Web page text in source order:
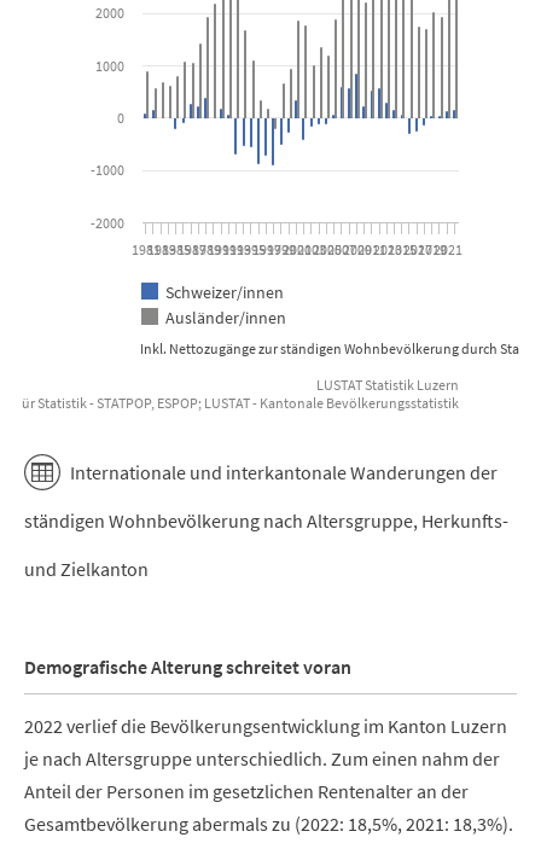
The chart has 1 X axis displaying categories.
The chart has 1 Y axis displaying Anzahl. Data ranges from -882
Inkl. Nettozugänge zur ständigen Wohnbevölkerung durch
Schweizer/innen
Ausländer/innen
198119831985198719891991199319951997199920012003200520072009201120132015201720192021
-2000
-1000
0
1000
2000
LUSTAT Statistik Luzern
für Statistik - STATPOP, ESPOP; LUSTAT - Kantonale Bevölkerungsstatistik
Internationale und interkantonale Wanderungen der
ständigen Wohnbevölkerung nach Altersgruppe, Herkunfts-
und Zielkanton
Demografische Alterung schreitet voran
2022 verlief die Bevölkerungsentwicklung im Kanton Luzern
je nach Altersgruppe unterschiedlich. Zum einen nahm der
Anteil der Personen im gesetzlichen Rentenalter an der
Gesamtbevölkerung abermals zu (2022: 18,5%, 2021: 18,3%).